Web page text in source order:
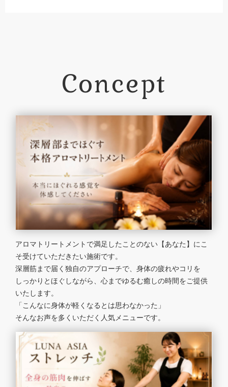
Concept
アロマトリートメントで満足したことのない【あなた】にこ
そ受けていただきたい施術です。
深層筋まで届く独自のアプローチで、身体の疲れやコリを
しっかりとほぐしながら、心までゆるむ癒しの時間をご提供
いたします。
「こんなに身体が軽くなるとは思わなかった」
そんなお声を多くいただく人気メニューです。